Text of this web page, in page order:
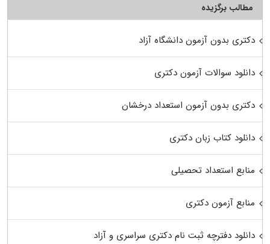
مطالب برگزیده
دکتری بدون آزمون دانشگاه آزاد
دانلود سوالات آزمون دکتری
دکتری بدون آزمون استعداد درخشان
دانلود کتاب زبان دکتری
منابع استعداد تحصیلی
منابع آزمون دکتری
دانلود دفترچه ثبت نام دکتری سراسری و آزاد